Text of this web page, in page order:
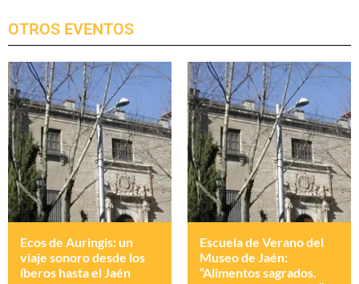
OTROS EVENTOS
Ecos de Auringis: un
viaje sonoro desde los
íberos hasta el Jaén
Escuela de Verano del
Museo de Jaén:
“Alimentos sagrados.